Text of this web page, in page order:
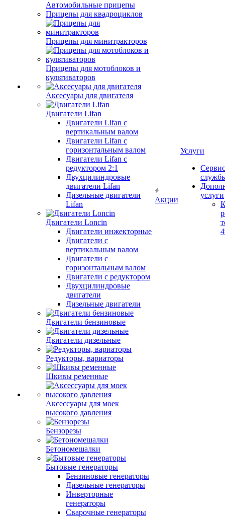
Автомобильные прицепы
Прицепы для квадроциклов
Прицепы для минитракторов
Прицепы для мотоблоков и
культиваторов
Аксесуары для двигателя
Двигатели Lifan
Двигатели Lifan с
вертикальным валом
Двигатели Lifan с
горизонтальным валом
Двигатели Lifan с
редуктором 2:1
Двухцилиндровые
двигатели Lifan
Дизельные двигатели
Lifan
Двигатели Loncin
Двигатели инжекторные
Двигатели с
вертикальным валом
Двигатели с
горизонтальным валом
Двигатели с редуктором
Двухцилиндровые
двигатели
Дизельные двигатели
Двигатели бензиновые
Двигатели дизельные
Редукторы, вариаторы
Шкивы ременные
Аксессуары для моек
высокого давления
Бензорезы
Бетономешалки
Бытовые генераторы
Бензиновые генераторы
Дизельные генераторы
Инверторные
генераторы
Сварочные генераторы
Акции
Услуги
услуги